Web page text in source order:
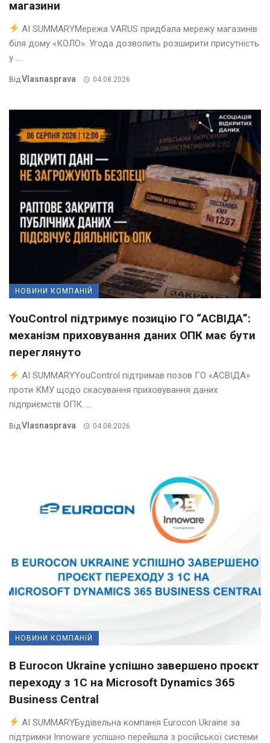
магазини
AI SUMMARYМережа VARUS придбала мережу магазинів
біля дому «КОЛО». Угода дозволить розширити присутність
у ...
Від Vlasnasprava 04.08.2026
НОВИНИ КОМПАНІЙ
YouControl підтримує позицію ГО “АСВІДА”:
механізм приховування даних ОПК має бути
переглянуто
AI SUMMARYYouControl підтримав позов ГО «АСВІДА»
проти КМУ щодо скасування приховування даних
підприємств ОПК. ...
ВідVlasnasprava 04.08.2026
НОВИНИ КОМПАНІЙ
В Eurocon Ukraine успішно завершено проєкт
переходу з 1С на Microsoft Dynamics 365
Business Central
AI SUMMARYБудівельна компанія Eurocon Ukraine за
підтримки Innoware успішно перейшла з російської системи